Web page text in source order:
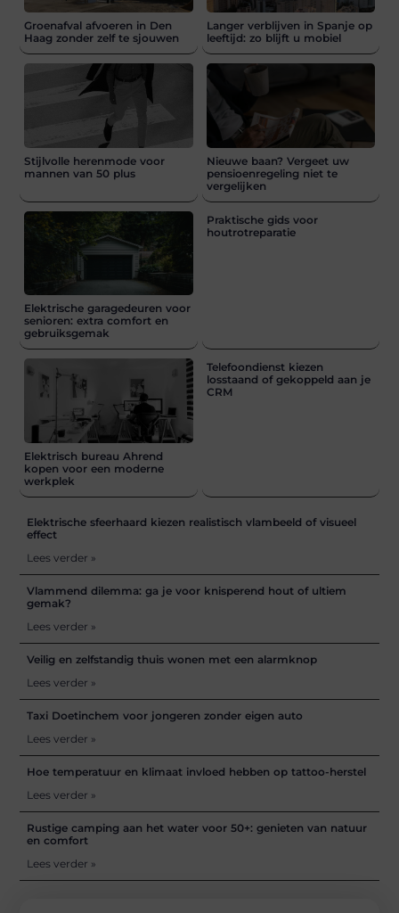
Groenafval afvoeren in Den
Haag zonder zelf te sjouwen
Langer verblijven in Spanje op
leeftijd: zo blijft u mobiel
Stijlvolle herenmode voor
mannen van 50 plus
Nieuwe baan? Vergeet uw
pensioenregeling niet te
vergelijken
Elektrische garagedeuren voor
senioren: extra comfort en
gebruiksgemak
Praktische gids voor
houtrotreparatie
Elektrisch bureau Ahrend
kopen voor een moderne
werkplek
Telefoondienst kiezen
losstaand of gekoppeld aan je
CRM
Elektrische sfeerhaard kiezen realistisch vlambeeld of visueel
effect
Lees verder »
Vlammend dilemma: ga je voor knisperend hout of ultiem
gemak?
Lees verder »
Veilig en zelfstandig thuis wonen met een alarmknop
Lees verder »
Taxi Doetinchem voor jongeren zonder eigen auto
Lees verder »
Hoe temperatuur en klimaat invloed hebben op tattoo-herstel
Lees verder »
Rustige camping aan het water voor 50+: genieten van natuur
en comfort
Lees verder »